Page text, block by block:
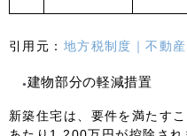
引用元： 地方税制度｜不動
建物部分の軽減措置
新築住宅は、要件を満たす